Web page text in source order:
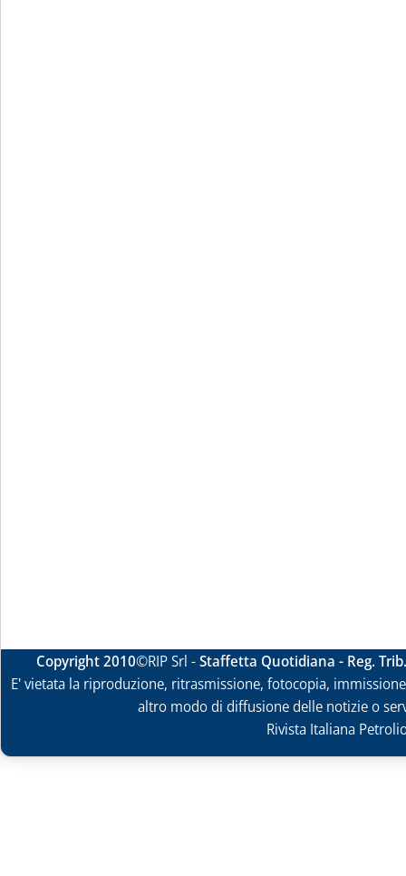
Copyright 2010©RIP Srl -Staffetta Quotidiana - Reg.
E' vietata la riproduzione, ritrasmissione, fotocopia,
altro modo di diffusione delle notizie o
Rivista Italiana